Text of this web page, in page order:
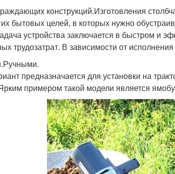
конструкций.Изготовления
бытовых целей, в которых нужно
устройства заключается в быстром и
трудозатрат. В зависимости от
предназначается для установки на
примером такой модели является